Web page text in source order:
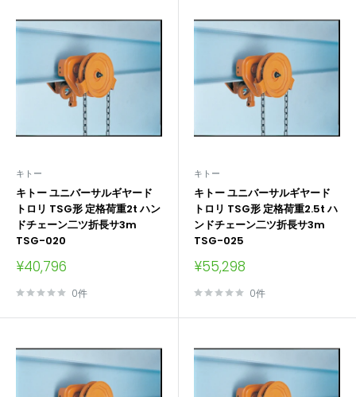
キトー
キトー ユニバーサルギヤード
トロリ TSG形 定格荷重2t ハン
ドチェーン二ツ折長サ3m
TSG-020
販
価
¥40,796
0件
キトー
キトー ユニバーサルギヤード
トロリ TSG形 定格荷重2.5t ハ
ンドチェーン二ツ折長サ3m
TSG-025
販
価
¥55,298
0件